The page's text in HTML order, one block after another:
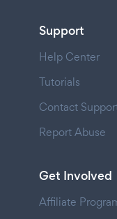
Support
Help Center
Tutorials
Contact
Report Abuse
Get Involved
Affiliate